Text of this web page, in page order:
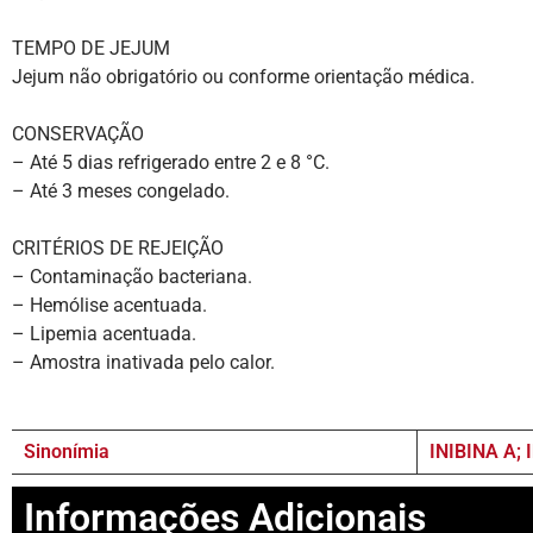
TEMPO DE JEJUM
Jejum não obrigatório ou conforme orientação médica.
CONSERVAÇÃO
– Até 5 dias refrigerado entre 2 e 8 °C.
– Até 3 meses congelado.
CRITÉRIOS DE REJEIÇÃO
– Contaminação bacteriana.
– Hemólise acentuada.
– Lipemia acentuada.
– Amostra inativada pelo calor.
Sinonímia INIBINA A;
Informações Adicionais